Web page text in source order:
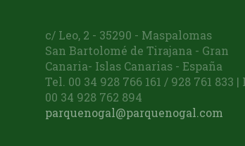
c/ Leo, 2 - 35290 - Maspalomas
San Bartolomé de Tirajana - Gran
Canaria- Islas Canarias - España
Tel. 00 34 928 766 161 / 928 761 833 |
00 34 928 762 894
parquenogal@parquenogal.com